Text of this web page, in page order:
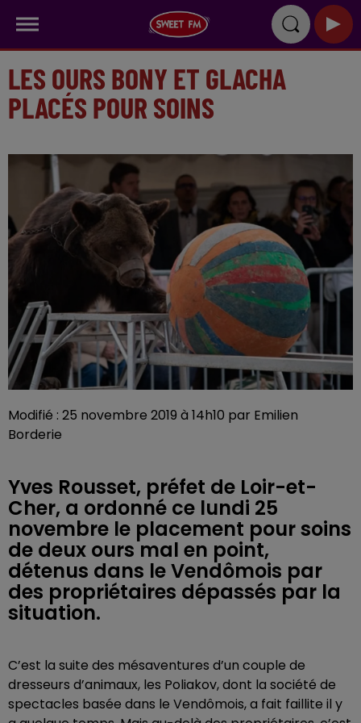
LES OURS BONY ET GLACHA
PLACÉS POUR SOINS
Modifié : 25 novembre 2019 à 14h10 par Emilien
Borderie
Yves Rousset, préfet de Loir-et-
Cher, a ordonné ce lundi 25
novembre le placement pour soins
de deux ours mal en point,
détenus dans le Vendômois par
des propriétaires dépassés par la
situation.
C’est la suite des mésaventures d’un couple de
dresseurs d’animaux, les Poliakov, dont la société de
spectacles basée dans le Vendômois, a fait faillite il y